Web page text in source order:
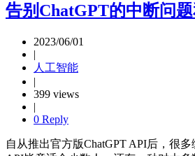
告别ChatGPT的中断问
2023/06/01
|
人工智能
|
399 views
|
0 Reply
自从推出官方版ChatGPT API后，很